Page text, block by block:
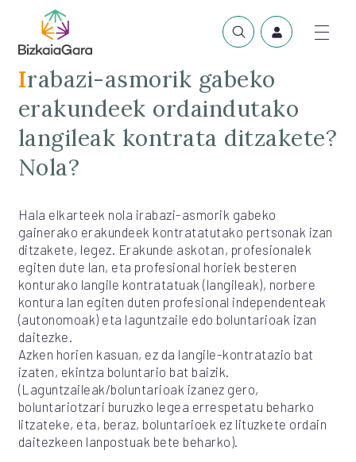
Irabazi-asmorik gabeko
erakundeek ordaindutako
langileak kontrata ditzakete?
Nola?
Hala elkarteek nola irabazi-asmorik gabeko
gainerako erakundeek kontratatutako pertsonak izan
ditzakete, legez. Erakunde askotan, profesionalek
egiten dute lan, eta profesional horiek besteren
konturako langile kontratatuak (langileak), norbere
kontura lan egiten duten profesional independenteak
(autonomoak) eta laguntzaile edo boluntarioak izan
daitezke.
Azken horien kasuan, ez da langile-kontratazio bat
izaten, ekintza boluntario bat baizik.
(Laguntzaileak/boluntarioak izanez gero,
boluntariotzari buruzko legea errespetatu beharko
litzateke, eta, beraz, boluntarioek ez lituzkete ordain
daitezkeen lanpostuak bete beharko).